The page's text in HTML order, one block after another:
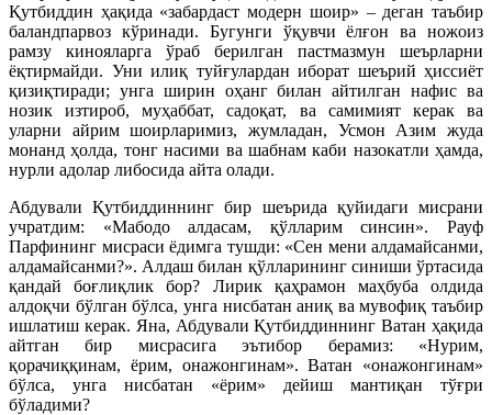
Қутбиддин ҳақида «забардаст модерн шоир» – деган таъбир
баландпарвоз кўринади. Бугунги ўқувчи ёлғон ва ножоиз
рамзу кинояларга ўраб берилган пастмазмун шеърларни
ёқтирмайди. Уни илиқ туйғулардан иборат шеърий ҳиссиёт
қизиқтиради; унга ширин оҳанг билан айтилган нафис ва
нозик изтироб, муҳаббат, садоқат, ва самимият керак ва
уларни айрим шоирларимиз, жумладан, Усмон Азим жуда
монанд ҳолда, тонг насими ва шабнам каби назокатли ҳамда,
нурли адолар либосида айта олади.
Абдували Қутбиддиннинг бир шеърида қуйидаги мисрани
учратдим: «Мабодо алдасам, қўлларим синсин». Рауф
Парфининг мисраси ёдимга тушди: «Сен мени алдамайсанми,
алдамайсанми?». Алдаш билан қўлларининг синиши ўртасида
қандай боғлиқлик бор? Лирик қаҳрамон маҳбуба олдида
алдоқчи бўлган бўлса, унга нисбатан аниқ ва мувофиқ таъбир
ишлатиш керак. Яна, Абдували Қутбиддиннинг Ватан ҳақида
айтган бир мисрасига эътибор берамиз: «Нурим,
қорачиққинам, ёрим, онажонгинам». Ватан «онажонгинам»
бўлса, унга нисбатан «ёрим» дейиш мантиқан тўғри
бўладими?